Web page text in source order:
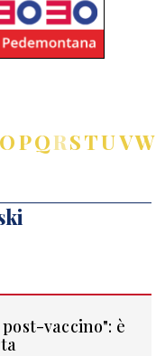
OPQRSTUVW
vaccino": è